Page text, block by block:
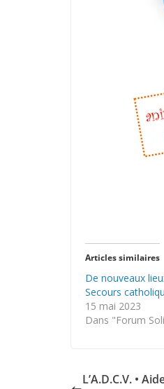
Articles similaires
De nouveaux
Secours
15 mai 2023
Dans "Forum
L’A.D.C.V. •